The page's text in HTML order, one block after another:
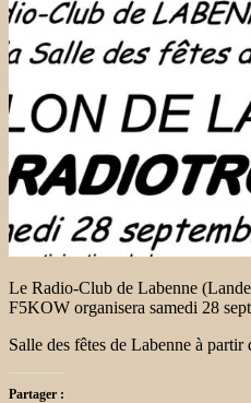
Le Radio-Club de Labenne
F5KOW organisera samedi 28
Salle des fêtes de Labenne à partir
Partager :